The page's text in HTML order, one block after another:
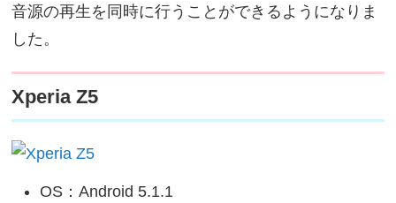
音源の再生を同時に行うことができるようになりま
した。
Xperia Z5
OS：Android 5.1.1